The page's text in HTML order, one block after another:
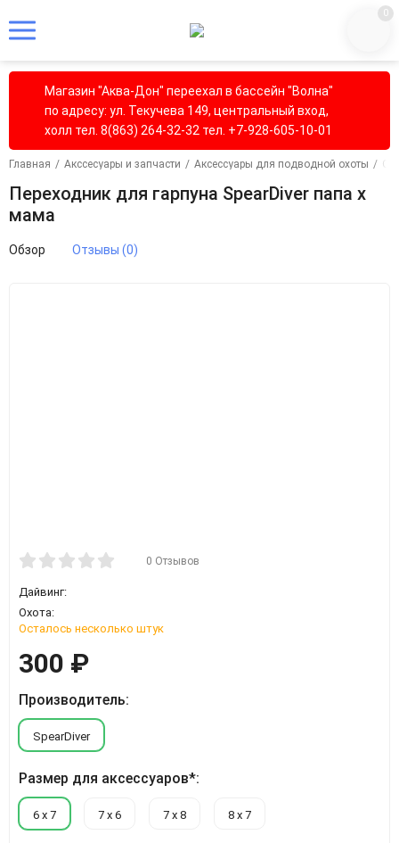
0
Магазин "Аква-Дон" переехал в бассейн "Волна"
по адресу: ул. Текучева 149, центральный вход,
холл тел. 8(863) 264-32-32 тел. +7-928-605-10-01
Главная / Акссесуары и запчасти / Аксессуары для подводной охоты /
Переходник для гарпуна SpearDiver папа х
мама
Обзор Отзывы (0)
0 Отзывов
Дайвинг:
Охота:
Осталось несколько штук
300 ₽
Производитель:
SpearDiver
Размер для аксессуаров*:
6 х 7 7 х 6 7 х 8 8 х 7